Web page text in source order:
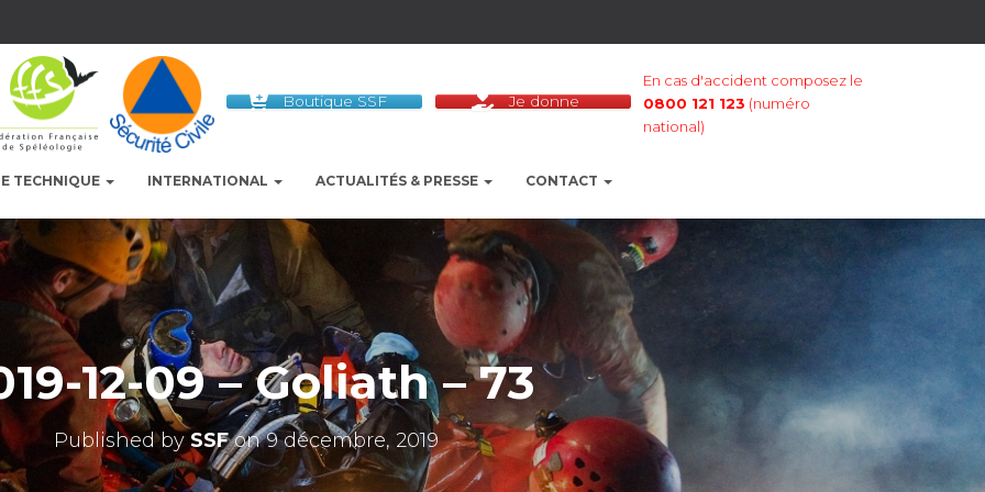
Boutique SSF Je donne
En cas d'accident composez le
0800 121 123 (numéro
national)
TECHNIQUE INTERNATIONAL ACTUALITÉS & PRESSE CONTACT
12-09 – Goliath – 73
Published by SSFon9 décembre, 2019